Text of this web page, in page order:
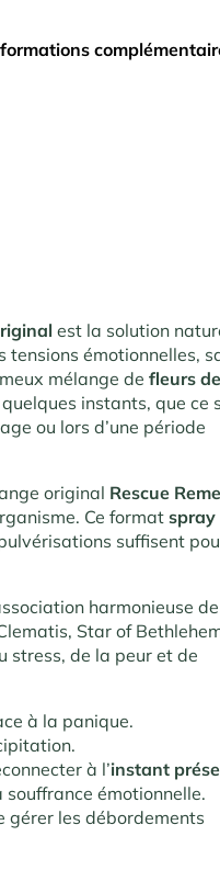
est la solution
émotionnelles,
mélange defleurs
instants, que ce
ou lors d’une période
original Rescue
Ce formatspray
suffisent
harmonieuse de
Star of
stress, de la peur et de
à la panique.
à l’instant
émotionnelle.
gérer les débordements